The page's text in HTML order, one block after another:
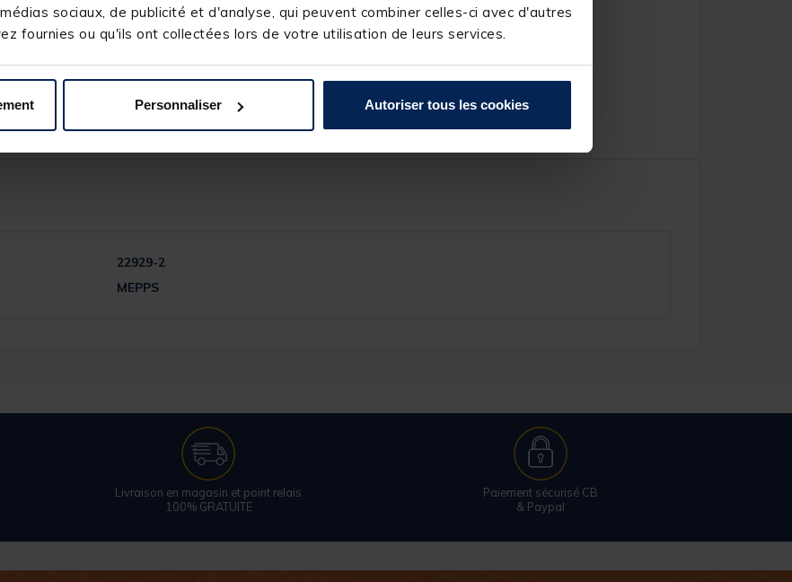
sociaux, de publicité et d'analyse, qui peuvent combiner celles-ci avec d'autres
fournies ou qu'ils ont collectées lors de votre utilisation de leurs services.
Personnaliser Autoriser tous les cookies
d’une main et dévisser le corps avec l’autre
22929-2
MEPPS
Livraison en magasin et point relais
100% GRATUITE
Paiement sécurisé CB
& Paypal